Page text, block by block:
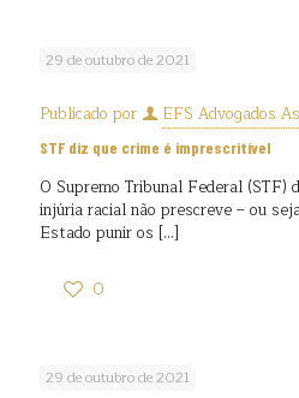
29 de outubro de 2021
Publicado por EFS Advogados
STF diz que crime é imprescritível
O Supremo Tribunal Federal (STF)
injúria racial não prescreve – ou
Estado punir os […]
0
29 de outubro de 2021